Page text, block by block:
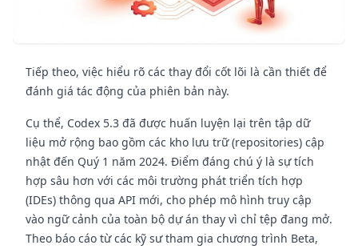
Tiếp theo, việc hiểu rõ các thay đổi cốt lõi là cần thiết để
đánh giá tác động của phiên bản này.
Cụ thể, Codex 5.3 đã được huấn luyện lại trên tập dữ
liệu mở rộng bao gồm các kho lưu trữ (repositories) cập
nhật đến Quý 1 năm 2024. Điểm đáng chú ý là sự tích
hợp sâu hơn với các môi trường phát triển tích hợp
(IDEs) thông qua API mới, cho phép mô hình truy cập
vào ngữ cảnh của toàn bộ dự án thay vì chỉ tệp đang mở.
Theo báo cáo từ các kỹ sư tham gia chương trình Beta,